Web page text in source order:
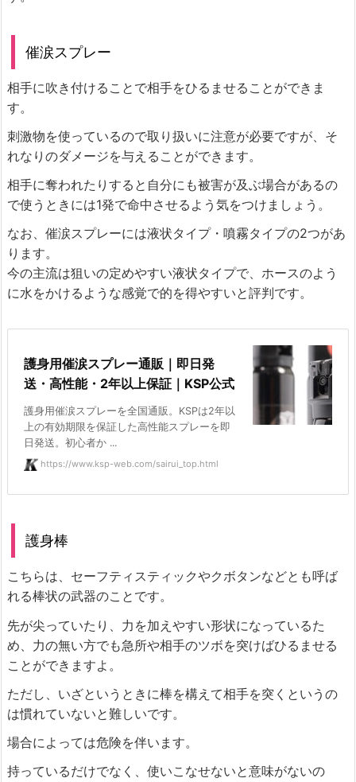
催涙スプレー
相手に吹き付けることで相手をひるませることができま
す。
刺激物を使っているので取り扱いに注意が必要ですが、そ
れなりのダメージを与えることができます。
相手に奪われたりすると自分にも被害が及ぶ場合があるの
で使うときには1発で命中させるよう気をつけましょう。
なお、催涙スプレーには液状タイプ・噴霧タイプの2つがあ
ります。
今の主流は狙いの定めやすい液状タイプで、ホースのよう
に水をかけるような感覚で的を得やすいと評判です。
護身用催涙スプレー通販｜即日発
送・高性能・2年以上保証｜KSP公式
護身用催涙スプレーを全国通販。KSPは2年以
上の有効期限を保証した高性能スプレーを即
日発送。初心者か ...
https://www.ksp-web.com/sairui_top.html
護身棒
こちらは、セーフティスティックやクボタンなどとも呼ば
れる棒状の武器のことです。
先が尖っていたり、力を加えやすい形状になっているた
め、力の無い方でも急所や相手のツボを突けばひるませる
ことができますよ。
ただし、いざというときに棒を構えて相手を突くというの
は慣れていないと難しいです。
場合によっては危険を伴います。
持っているだけでなく、使いこなせないと意味がないの